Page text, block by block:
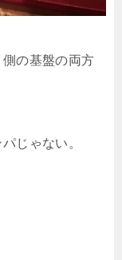
の基盤の両方
じゃない。